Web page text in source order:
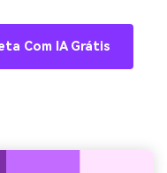
Com IA Grátis